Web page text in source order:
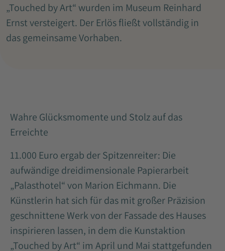
„Touched by Art“ wurden im Museum Reinhard
Ernst versteigert. Der Erlös fließt vollständig in
das gemeinsame Vorhaben.
Wahre Glücksmomente und Stolz auf das
Erreichte
11.000 Euro ergab der Spitzenreiter: Die
aufwändige dreidimensionale Papierarbeit
„Palasthotel“ von Marion Eichmann. Die
Künstlerin hat sich für das mit großer Präzision
geschnittene Werk von der Fassade des Hauses
inspirieren lassen, in dem die Kunstaktion
„Touched by Art“ im April und Mai stattgefunden